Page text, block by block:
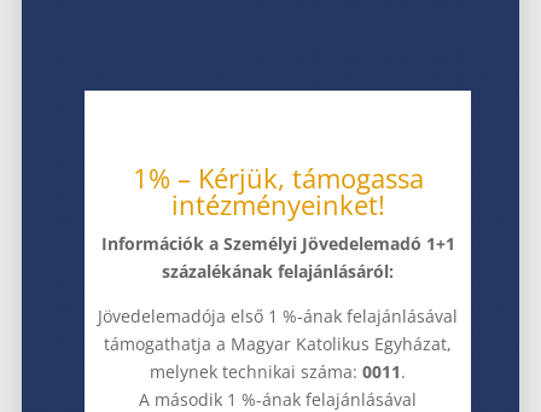
1% – Kérjük, támogassa
intézményeinket!
Információk a Személyi Jövedelemadó 1+1
százalékának felajánlásáról:
Jövedelemadója első 1 %-ának felajánlásával
támogathatja a Magyar Katolikus Egyházat,
melynek technikai száma: 0011.
A második 1 %-ának felajánlásával